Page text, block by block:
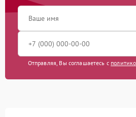
Отправляя, Вы соглашаетесь с